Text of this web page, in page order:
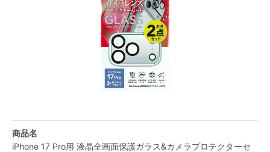
商品名
iPhone 17 Pro用 液晶全画面保護ガラス&カメラプロテクターセ